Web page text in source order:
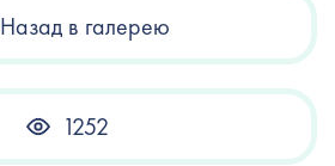
Назад в галерею
1252